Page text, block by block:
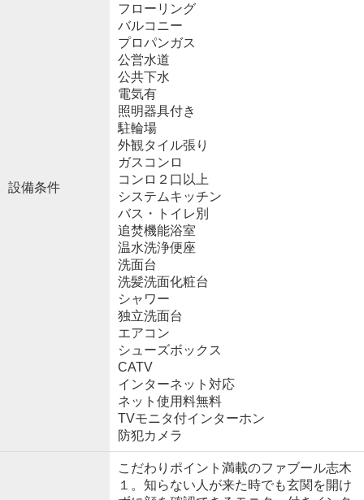
設備条件
フローリング
バルコニー
プロパンガス
公営水道
公共下水
電気有
照明器具付き
駐輪場
外観タイル張り
ガスコンロ
コンロ２口以上
システムキッチン
バス・トイレ別
追焚機能浴室
温水洗浄便座
洗面台
洗髪洗面化粧台
シャワー
独立洗面台
エアコン
シューズボックス
CATV
インターネット対応
ネット使用料無料
TVモニタ付インターホン
防犯カメラ
こだわりポイント満載のファブール志木
１。知らない人が来た時でも玄関を開け